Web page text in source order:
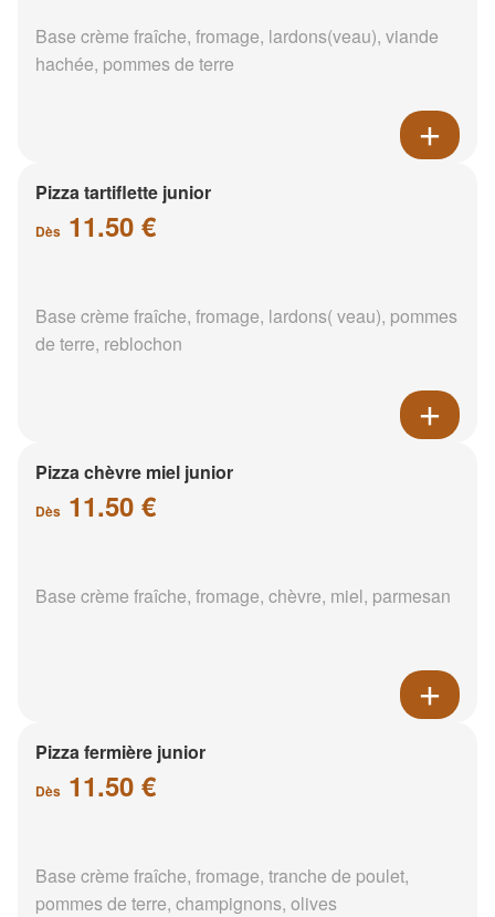
Base crème fraîche, fromage, lardons(veau), viande
hachée, pommes de terre
Pizza tartiflette junior
Dès 11.50 €
Base crème fraîche, fromage, lardons( veau), pommes
de terre, reblochon
Pizza chèvre miel junior
Dès 11.50 €
Base crème fraîche, fromage, chèvre, miel, parmesan
Pizza fermière junior
Dès 11.50 €
Base crème fraîche, fromage, tranche de poulet,
pommes de terre, champignons, olives